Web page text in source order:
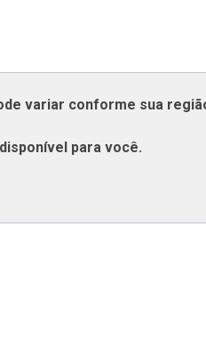
variar conforme sua
para você.